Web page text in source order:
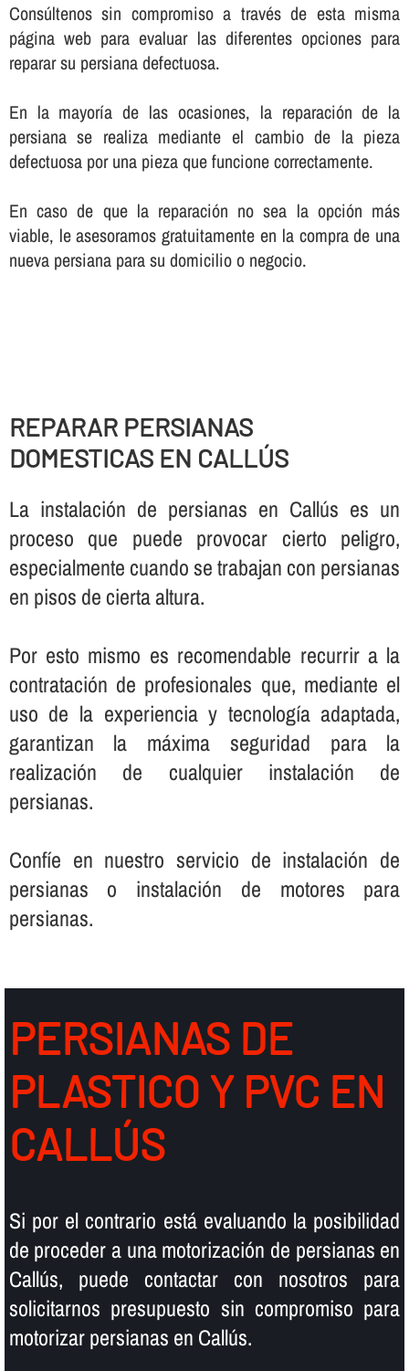
Consúltenos sin compromiso a través de esta misma
página web para evaluar las diferentes opciones para
reparar su persiana defectuosa.
En la mayorí­a de las ocasiones, la reparación de la
persiana se realiza mediante el cambio de la pieza
defectuosa por una pieza que funcione correctamente.
En caso de que la reparación no sea la opción más
viable, le asesoramos gratuitamente en la compra de una
nueva persiana para su domicilio o negocio.
REPARAR PERSIANAS
DOMESTICAS EN CALLÚS
La instalación de persianas en Callús es un
proceso que puede provocar cierto peligro,
especialmente cuando se trabajan con persianas
en pisos de cierta altura.
Por esto mismo es recomendable recurrir a la
contratación de profesionales que, mediante el
uso de la experiencia y tecnologí­a adaptada,
garantizan la máxima seguridad para la
realización de cualquier instalación de
persianas.
Confí­e en nuestro servicio de instalación de
persianas o instalación de motores para
persianas.
PERSIANAS DE
PLASTICO Y PVC EN
CALLÚS
Si por el contrario está evaluando la posibilidad
de proceder a una motorización de persianas en
Callús, puede contactar con nosotros para
solicitarnos presupuesto sin compromiso para
motorizar persianas en Callús.